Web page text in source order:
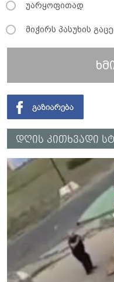
უარყოფითად
მიჭირს პასუხის
დღის კითხვადი